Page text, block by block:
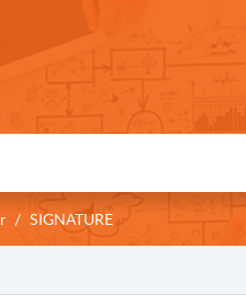
SIGNATURE